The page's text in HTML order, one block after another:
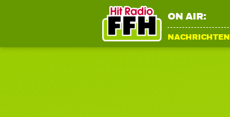
ON AIR:
NACHRICHTEN